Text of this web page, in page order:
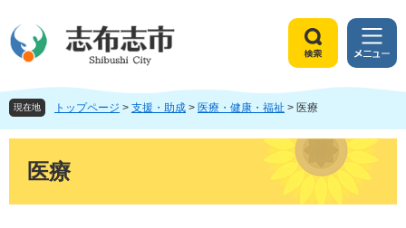
ジ
頭
す
ュ
飛
し
索
メ
ニ
ュ
現在地 トップページ > 支援・助成 > 医療・健康・福祉 > 医療
医療